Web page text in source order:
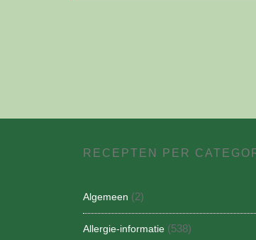
RECEPTEN PER
Algemeen (2)
Allergie-informatie (538)